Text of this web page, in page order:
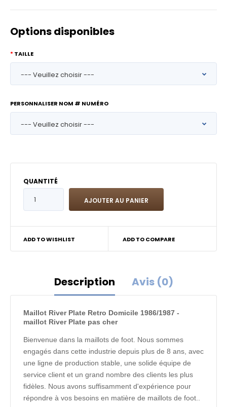
Options disponibles
TAILLE
PERSONNALISER NOM # NUMÉRO
QUANTITÉ
ADD TO WISHLIST ADD TO COMPARE
Description Avis (0)
Maillot River Plate Retro Domicile 1986/1987 -
maillot River Plate pas cher
Bienvenue dans la maillots de foot. Nous sommes
engagés dans cette industrie depuis plus de 8 ans, avec
une ligne de production stable, une solide équipe de
service client et un grand nombre des clients les plus
fidèles. Nous avons suffisamment d'expérience pour
répondre à vos besoins en matière de maillots de foot..